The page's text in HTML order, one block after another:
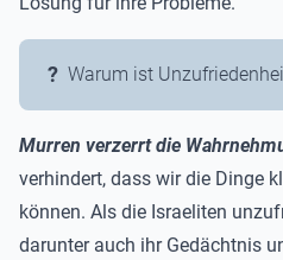
Warum ist
Murren verzerrt die
verhindert, dass wir die Dinge
können. Als die Israeliten
darunter auch ihr Gedächtnis